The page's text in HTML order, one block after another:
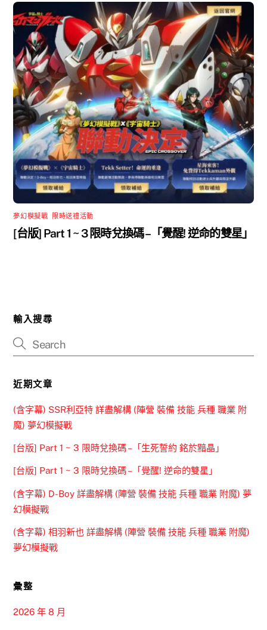
夢幻模擬戰 限時送禮活動
[台版] Part 1 ~ 3 限時兌換碼 –「覺醒! 逆命的雙星」
輸入搜尋
近期文章
(含字幕) SSR利亞特 詳盡解構 (陣營 裝備 技能 兵種 職業 附
魔) 夢幻模擬戰
[台版] Part 1 ~ 3 限時兌換碼 –「生死誓約 銘於黯晶」
[台版] Part 1 ~ 3 限時兌換碼 –「覺醒! 逆命的雙星」
(含字幕) D-Boy 詳盡解構 (陣營 裝備 技能 兵種 職業 附魔) 夢
幻模擬戰
(含字幕) 相羽新也 詳盡解構 (陣營 裝備 技能 兵種 職業 附魔)
夢幻模擬戰
彙整
2026 年 8 月